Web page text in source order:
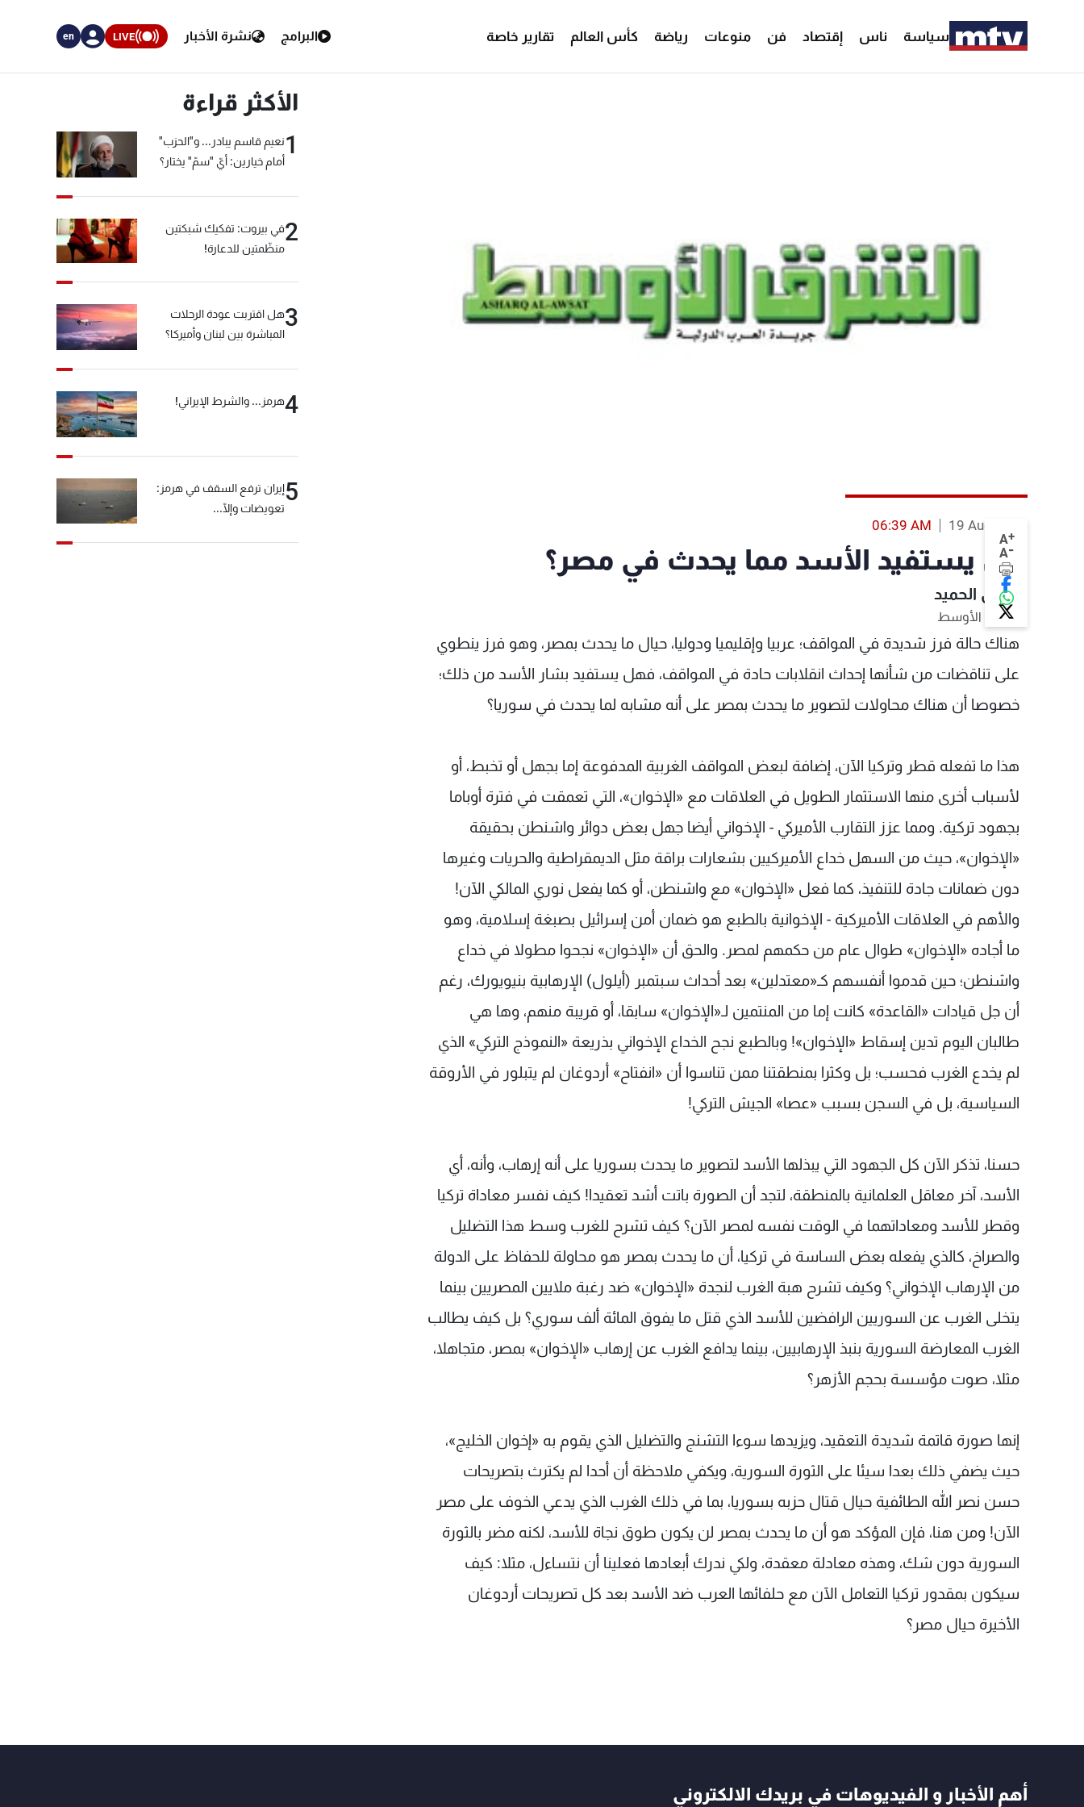
سياسة ناس إقتصاد فن منوعات رياضة كأس العالم تقارير خاصة البرامج نشرة الأخبار LIVE
en
A+
A-
19 Aug 2013
06:39 AM
هل يستفيد الأسد مما يحدث في مصر؟
طارق الحميد
الشرق الأوسط
هناك حالة فرز شديدة في المواقف؛ عربيا وإقليميا ودوليا، حيال ما يحدث بمصر، وهو فرز ينطوي
على تناقضات من شأنها إحداث انقلابات حادة في المواقف، فهل يستفيد بشار الأسد من ذلك؛
خصوصا أن هناك محاولات لتصوير ما يحدث بمصر على أنه مشابه لما يحدث في سوريا؟
هذا ما تفعله قطر وتركيا الآن، إضافة لبعض المواقف الغربية المدفوعة إما بجهل أو تخبط، أو
لأسباب أخرى منها الاستثمار الطويل في العلاقات مع «الإخوان»، التي تعمقت في فترة أوباما
بجهود تركية. ومما عزز التقارب الأميركي - الإخواني أيضا جهل بعض دوائر واشنطن بحقيقة
«الإخوان»، حيث من السهل خداع الأميركيين بشعارات براقة مثل الديمقراطية والحريات وغيرها
دون ضمانات جادة للتنفيذ، كما فعل «الإخوان» مع واشنطن، أو كما يفعل نوري المالكي الآن!
والأهم في العلاقات الأميركية - الإخوانية بالطبع هو ضمان أمن إسرائيل بصبغة إسلامية، وهو
ما أجاده «الإخوان» طوال عام من حكمهم لمصر. والحق أن «الإخوان» نجحوا مطولا في خداع
واشنطن؛ حين قدموا أنفسهم كـ«معتدلين» بعد أحداث سبتمبر (أيلول) الإرهابية بنيويورك، رغم
أن جل قيادات «القاعدة» كانت إما من المنتمين لـ«الإخوان» سابقا، أو قريبة منهم، وها هي
طالبان اليوم تدين إسقاط «الإخوان»! وبالطبع نجح الخداع الإخواني بذريعة «النموذج التركي» الذي
لم يخدع الغرب فحسب؛ بل وكثرا بمنطقتنا ممن تناسوا أن «انفتاح» أردوغان لم يتبلور في الأروقة
السياسية، بل في السجن بسبب «عصا» الجيش التركي!
حسنا، تذكر الآن كل الجهود التي يبذلها الأسد لتصوير ما يحدث بسوريا على أنه إرهاب، وأنه، أي
الأسد، آخر معاقل العلمانية بالمنطقة، لتجد أن الصورة باتت أشد تعقيدا! كيف نفسر معاداة تركيا
وقطر للأسد ومعاداتهما في الوقت نفسه لمصر الآن؟ كيف تشرح للغرب وسط هذا التضليل
والصراخ، كالذي يفعله بعض الساسة في تركيا، أن ما يحدث بمصر هو محاولة للحفاظ على الدولة
من الإرهاب الإخواني؟ وكيف تشرح هبة الغرب لنجدة «الإخوان» ضد رغبة ملايين المصريين بينما
يتخلى الغرب عن السوريين الرافضين للأسد الذي قتل ما يفوق المائة ألف سوري؟ بل كيف يطالب
الغرب المعارضة السورية بنبذ الإرهابيين، بينما يدافع الغرب عن إرهاب «الإخوان» بمصر، متجاهلا،
مثلا، صوت مؤسسة بحجم الأزهر؟
إنها صورة قاتمة شديدة التعقيد، ويزيدها سوءا التشنج والتضليل الذي يقوم به «إخوان الخليج»،
حيث يضفي ذلك بعدا سيئا على الثورة السورية، ويكفي ملاحظة أن أحدا لم يكترث بتصريحات
حسن نصر الله الطائفية حيال قتال حزبه بسوريا، بما في ذلك الغرب الذي يدعي الخوف على مصر
الآن! ومن هنا، فإن المؤكد هو أن ما يحدث بمصر لن يكون طوق نجاة للأسد، لكنه مضر بالثورة
السورية دون شك، وهذه معادلة معقدة، ولكي ندرك أبعادها فعلينا أن نتساءل، مثلا: كيف
سيكون بمقدور تركيا التعامل الآن مع حلفائها العرب ضد الأسد بعد كل تصريحات أردوغان
الأخيرة حيال مصر؟
الأكثر قراءة
1نعيم قاسم يبادر... و"الحزب"
أمام خيارين: أيّ "سمّ" يختار؟
2في بيروت: تفكيك شبكتين
منظّمتين للدعارة!
3هل اقتربت عودة الرحلات
المباشرة بين لبنان وأميركا؟
4هرمز... والشرط الإيراني!
5إيران ترفع السقف في هرمز:
تعويضات وإلّا...
أهم الأخبار و الفيديوهات في بريدك الالكتروني